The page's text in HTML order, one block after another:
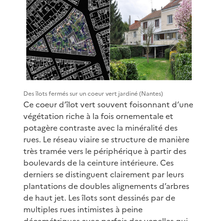
Des îlots fermés sur un coeur vert jardiné (Nantes)
Ce coeur d’îlot vert souvent foisonnant d’une
végétation riche à la fois ornementale et
potagère contraste avec la minéralité des
rues. Le réseau viaire se structure de manière
très tramée vers le périphérique à partir des
boulevards de la ceinture intérieure. Ces
derniers se distinguent clairement par leurs
plantations de doubles alignements d’arbres
de haut jet. Les îlots sont dessinés par de
multiples rues intimistes à peine